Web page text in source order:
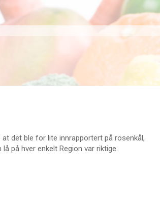
det ble for lite innrapportert på rosenkål,
på hver enkelt Region var riktige.